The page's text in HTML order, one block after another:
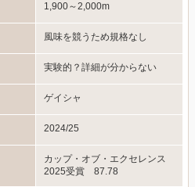
1,900～2,000m
風味を競うため規格なし
実験的？詳細が分からない
ゲイシャ
2024/25
カップ・オブ・エクセレンス
2025受賞 87.78